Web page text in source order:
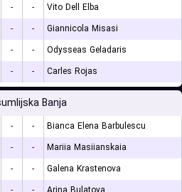
- -
Vito Dell Elba
- -
Giannicola Misasi
- -
Odysseas Geladaris
- - Carles Rojas
Banja
- -
Bianca Elena Barbulescu
- -
Mariia Masiianskaia
- -
Galena Krastenova